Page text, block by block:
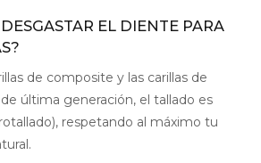
EL DIENTE PARA
de composite y las carillas de
última generación, el tallado es
respetando al máximo tu